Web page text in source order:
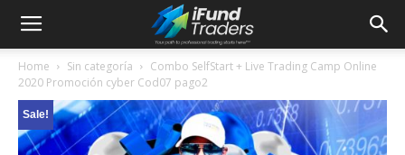
Home Sin categoría
Combo SelfStart + Live Trading Camp Online
2020 Promoción cyber Cod07 pago2
Sale!